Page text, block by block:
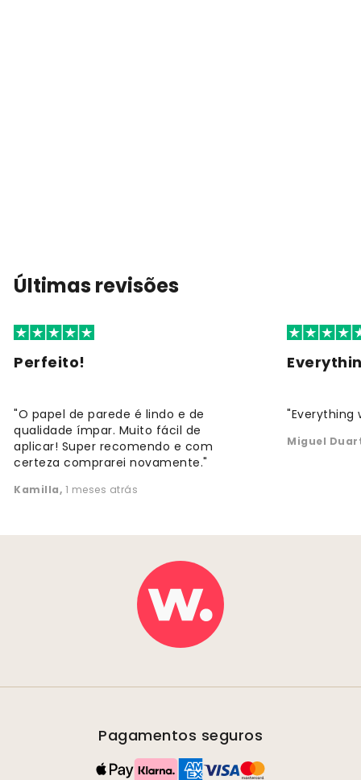
Últimas revisões
Perfeito!
"O papel de parede é lindo e de
qualidade ímpar. Muito fácil de
aplicar! Super recomendo e com
certeza comprarei novamente."
Kamilla, 1 meses atrás
"Everything
Miguel
Pagamentos seguros